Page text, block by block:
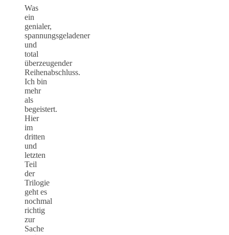
Was
ein
genialer,
spannungsgeladener
und
total
überzeugender
Reihenabschluss.
Ich bin
mehr
als
begeistert.
Hier
im
dritten
und
letzten
Teil
der
Trilogie
geht es
nochmal
richtig
zur
Sache